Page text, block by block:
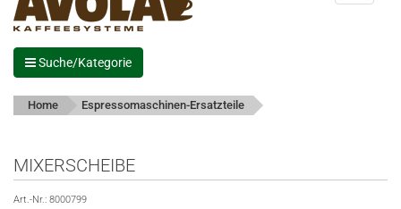
Suche/Kategorie
Home Espressomaschinen-Ersatzteile
MIXERSCHEIBE
Art.-Nr.: 8000799